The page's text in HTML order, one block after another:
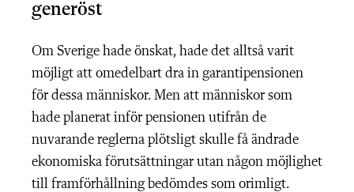
generöst
Om Sverige hade önskat, hade det alltså varit
möjligt att omedelbart dra in garantipensionen
för dessa människor. Men att människor som
hade planerat inför pensionen utifrån de
nuvarande reglerna plötsligt skulle få ändrade
ekonomiska förutsättningar utan någon möjlighet
till framförhållning bedömdes som orimligt.